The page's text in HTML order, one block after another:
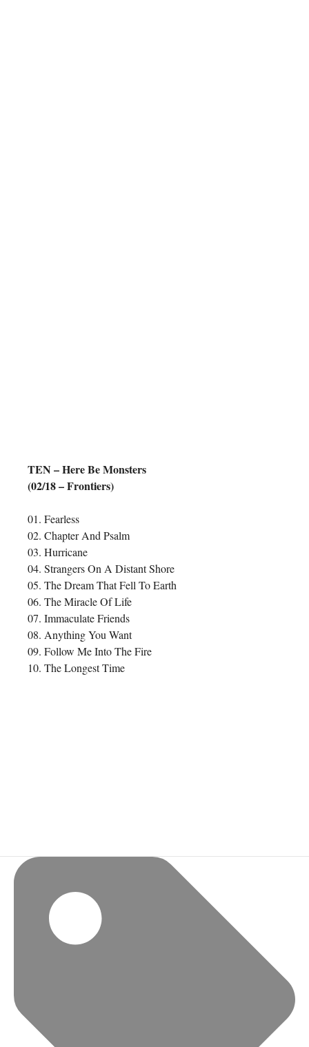
TEN – Here Be Monsters
(02/18 – Frontiers)
01. Fearless
02. Chapter And Psalm
03. Hurricane
04. Strangers On A Distant Shore
05. The Dream That Fell To Earth
06. The Miracle Of Life
07. Immaculate Friends
08. Anything You Want
09. Follow Me Into The Fire
10. The Longest Time